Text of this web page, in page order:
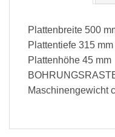
Plattenbreite 500
Plattentiefe 315 mm
Plattenhöhe 45 mm
Maschinengewicht